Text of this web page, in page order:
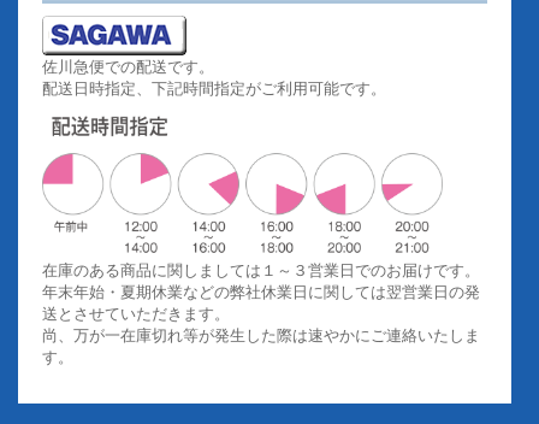
佐川急便での配送です。
配送日時指定、下記時間指定がご利用可能です。
在庫のある商品に関しましては１～３営業日でのお届けです。
年末年始・夏期休業などの弊社休業日に関しては翌営業日の発
送とさせていただきます。
尚、万が一在庫切れ等が発生した際は速やかにご連絡いたしま
す。